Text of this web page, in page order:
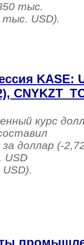
тыс.
тыс. USD).
KASE:
курс
доллар (-
USD